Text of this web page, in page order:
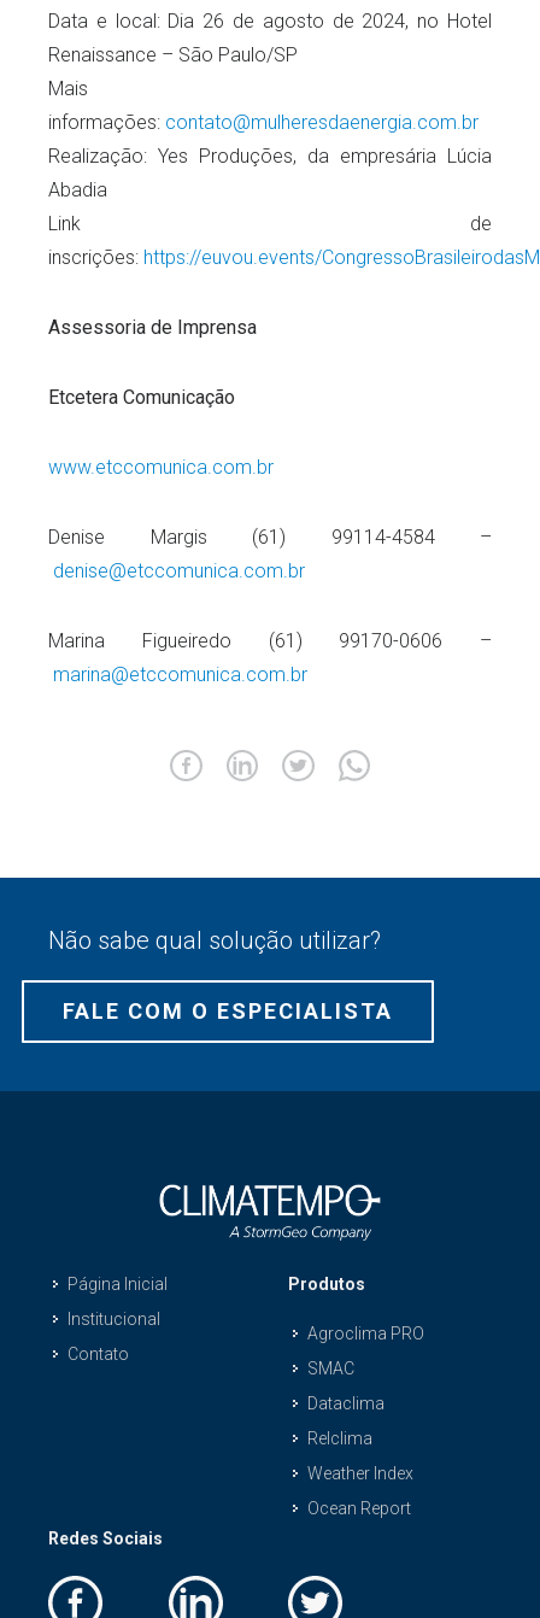
Data e local: Dia 26 de agosto de 2024, no Hotel
Renaissance – São Paulo/SP
Mais
informações: contato@mulheresdaenergia.com.br
Realização: Yes Produções, da empresária Lúcia
Abadia
Link de
inscrições: https://euvou.events/
Assessoria de Imprensa
Etcetera Comunicação
www.etccomunica.com.br
Denise Margis (61) 99114-4584 –
denise@etccomunica.com.br
Marina Figueiredo (61) 99170-0606 –
marina@etccomunica.com.br
Não sabe qual solução utilizar?
FALE COM O ESPECIALISTA
Página Inicial
Institucional
Contato
Produtos
Agroclima PRO
SMAC
Dataclima
Relclima
Weather Index
Ocean Report
Redes Sociais